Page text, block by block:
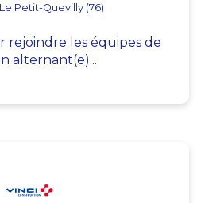
Petit-Quevilly (76)
rejoindre les équipes de
alternant(e)...